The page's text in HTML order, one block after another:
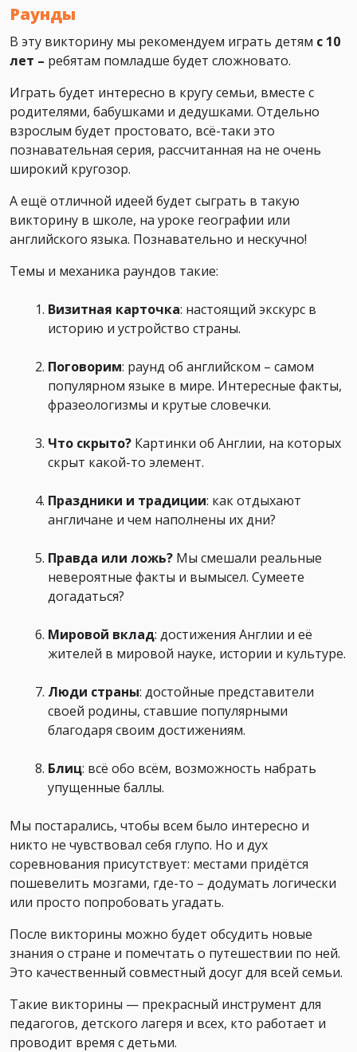
Раунды
В эту викторину мы рекомендуем играть детям с 10
лет – ребятам помладше будет сложновато.
Играть будет интересно в кругу семьи, вместе с
родителями, бабушками и дедушками. Отдельно
взрослым будет простовато, всё-таки это
познавательная серия, рассчитанная на не очень
широкий кругозор.
А ещё отличной идеей будет сыграть в такую
викторину в школе, на уроке географии или
английского языка. Познавательно и нескучно!
Темы и механика раундов такие:
Визитная карточка: настоящий экскурс в
историю и устройство страны.
Поговорим: раунд об английском – самом
популярном языке в мире. Интересные факты,
фразеологизмы и крутые словечки.
Что скрыто? Картинки об Англии, на которых
скрыт какой-то элемент.
Праздники и традиции: как отдыхают
англичане и чем наполнены их дни?
Правда или ложь? Мы смешали реальные
невероятные факты и вымысел. Сумеете
догадаться?
Мировой вклад: достижения Англии и её
жителей в мировой науке, истории и культуре.
Люди страны: достойные представители
своей родины, ставшие популярными
благодаря своим достижениям.
Блиц: всё обо всём, возможность набрать
упущенные баллы.
Мы постарались, чтобы всем было интересно и
никто не чувствовал себя глупо. Но и дух
соревнования присутствует: местами придётся
пошевелить мозгами, где-то – додумать логически
или просто попробовать угадать.
После викторины можно будет обсудить новые
знания о стране и помечтать о путешествии по ней.
Это качественный совместный досуг для всей семьи.
Такие викторины — прекрасный инструмент для
педагогов, детского лагеря и всех, кто работает и
проводит время с детьми.